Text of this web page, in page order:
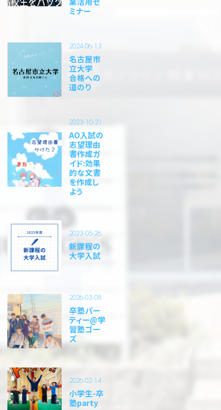
ミナー
2024-06-13
名古屋市
立大学
合格への
道のり
2023-10-21
AO入試の
志望理由
書作成ガ
イド:効果
的な文書
を作成し
よう
2023-05-26
新課程の
大学入試
2026-03-08
卒塾パー
ティー@学
習塾ゴー
ズ
2026-02-14
小学生-卒
塾party